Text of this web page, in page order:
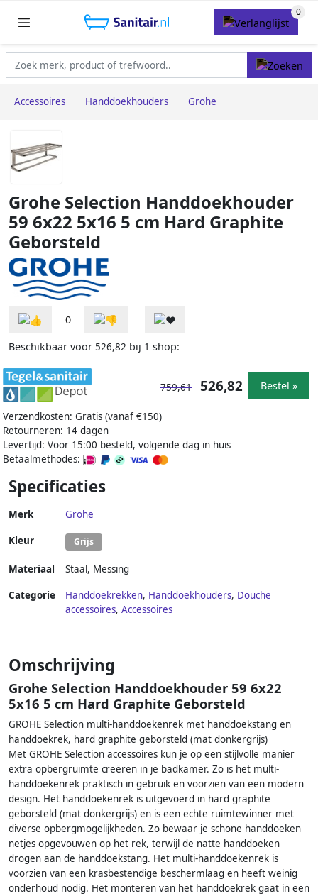
Accessoires Handdoekhouders Grohe
Grohe Selection Handdoekhouder
59 6x22 5x16 5 cm Hard Graphite
Geborsteld
0
Beschikbaar voor 526,82 bij 1 shop:
Verzendkosten: Gratis (vanaf €150)
Retourneren: 14 dagen
Levertijd: Voor 15:00 besteld, volgende dag in huis
Betaalmethodes:
759,61 526,82 Bestel »
Specificaties
Merk Grohe
Kleur Grijs
Materiaal Staal, Messing
Categorie Handdoekrekken, Handdoekhouders, Douche
accessoires, Accessoires
Omschrijving
Grohe Selection Handdoekhouder 59 6x22
5x16 5 cm Hard Graphite Geborsteld
GROHE Selection multi-handdoekenrek met handdoekstang en
handdoekrek, hard graphite geborsteld (mat donkergrijs)
Met GROHE Selection accessoires kun je op een stijlvolle manier
extra opbergruimte creëren in je badkamer. Zo is het multi-
handdoekenrek praktisch in gebruik en voorzien van een modern
design. Het handdoekenrek is uitgevoerd in hard graphite
geborsteld (mat donkergrijs) en is een echte ruimtewinner met
diverse opbergmogelijkheden. Zo bewaar je schone handdoeken
netjes opgevouwen op het rek, terwijl de natte handdoeken
drogen aan de handdoekstang. Het multi-handdoekenrek is
voorzien van een krasbestendige beschermlaag en heeft weinig
onderhoud nodig. Het monteren van het handdoekrek gaat in een